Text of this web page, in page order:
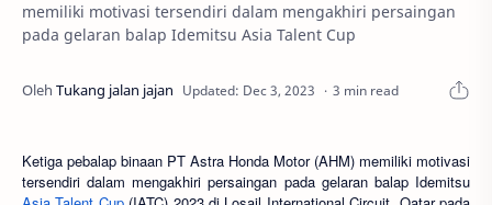
memiliki motivasi tersendiri dalam mengakhiri persaingan
pada gelaran balap Idemitsu Asia Talent Cup
3 min read
Ketiga pebalap binaan PT Astra Honda Motor (AHM) memiliki motivasi
tersendiri dalam mengakhiri persaingan pada gelaran balap Idemitsu